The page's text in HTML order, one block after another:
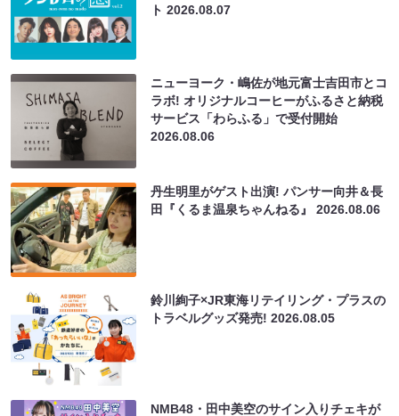
ト2026.08.07
ニューヨーク・嶋佐が地元富士吉田市とコ
ラボ! オリジナルコーヒーがふるさと納税
サービス「わらふる」で受付開始
2026.08.06
丹生明里がゲスト出演! パンサー向井＆長
田『くるま温泉ちゃんねる』2026.08.06
鈴川絢子×JR東海リテイリング・プラスの
トラベルグッズ発売!2026.08.05
NMB48・田中美空のサイン入りチェキが